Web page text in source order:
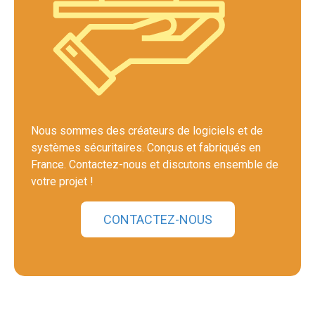
Nous sommes des créateurs de logiciels et de
systèmes sécuritaires. Conçus et fabriqués en
France. Contactez-nous et discutons ensemble de
votre projet !
CONTACTEZ-NOUS